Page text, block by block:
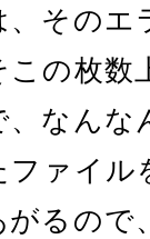
そのエ
の枚数
なんな
ァイル
るので